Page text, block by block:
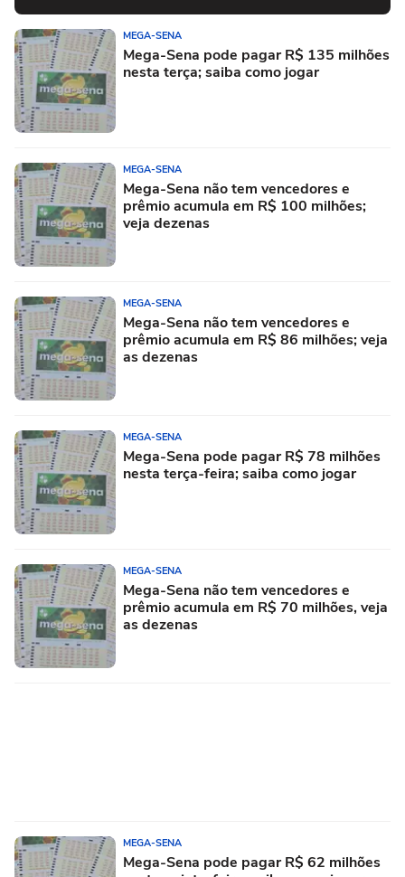
MEGA-SENA
Mega-Sena pode pagar R$ 135 milhões
nesta terça; saiba como jogar
MEGA-SENA
Mega-Sena não tem vencedores e
prêmio acumula em R$ 100 milhões;
veja dezenas
MEGA-SENA
Mega-Sena não tem vencedores e
prêmio acumula em R$ 86 milhões; veja
as dezenas
MEGA-SENA
Mega-Sena pode pagar R$ 78 milhões
nesta terça-feira; saiba como jogar
MEGA-SENA
Mega-Sena não tem vencedores e
prêmio acumula em R$ 70 milhões, veja
as dezenas
MEGA-SENA
Mega-Sena pode pagar R$ 62 milhões